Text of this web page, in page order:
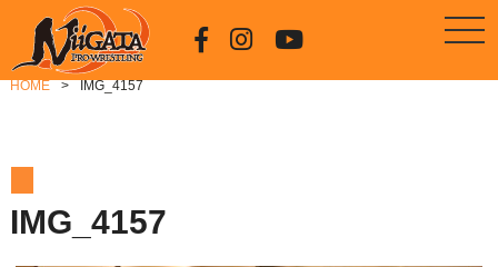
HOME IMG_4157
IMG_4157